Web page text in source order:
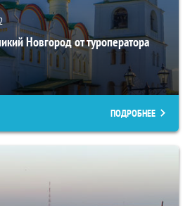
Новгород от туроператора
ПОДРОБНЕЕ